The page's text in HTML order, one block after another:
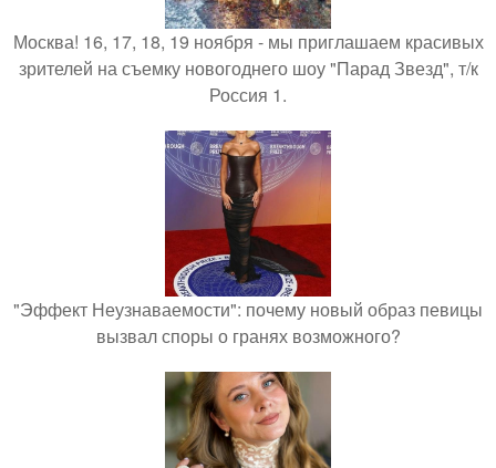
Москва! 16, 17, 18, 19 ноября - мы приглашаем красивых
зрителей на съемку новогоднего шоу "Парад Звезд", т/к
Россия 1.
"Эффект Неузнаваемости": почему новый образ певицы
вызвал споры о гранях возможного?